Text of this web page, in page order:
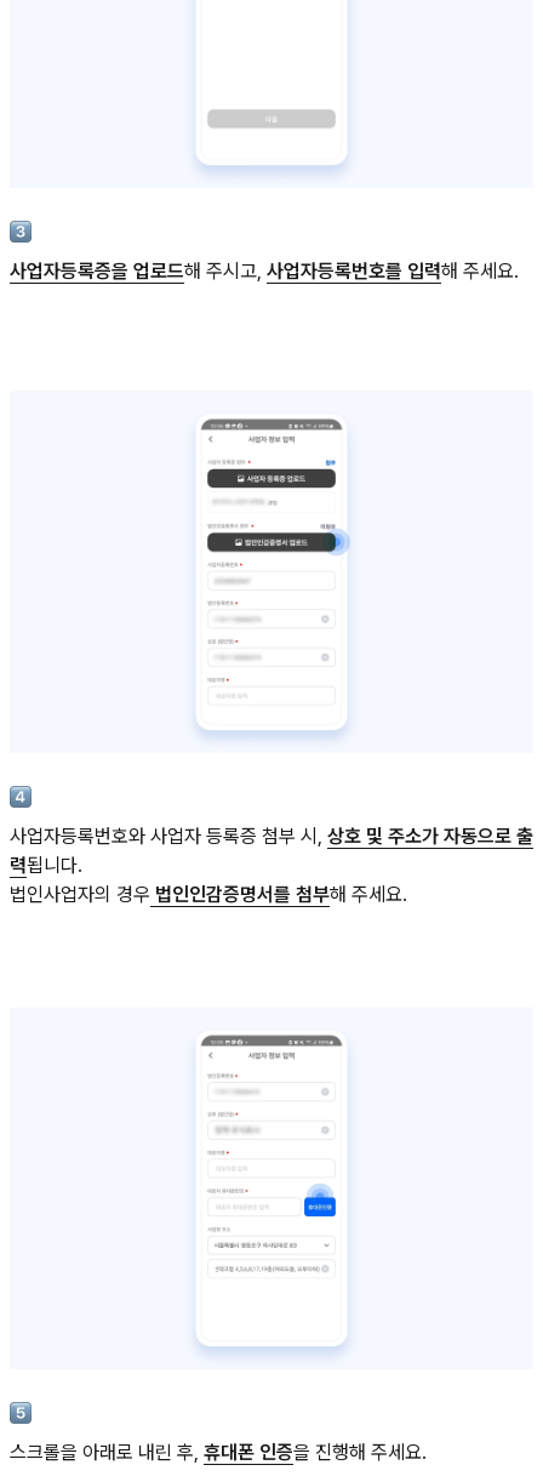
사업자등록증을 업로드해 주시고, 사업자등록번호를 입력해 주세요.
사업자등록번호와 사업자 등록증 첨부 시, 상호 및 주소가 자동으로 출
력됩니다.
법인사업자의 경우 법인인감증명서를 첨부해 주세요.
스크롤을 아래로 내린 후, 휴대폰 인증을 진행해 주세요.